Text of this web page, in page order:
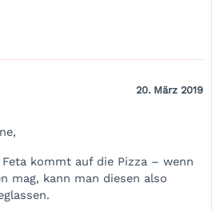
20. März 2019
Feta kommt auf die Pizza – wenn
mag, kann man diesen also